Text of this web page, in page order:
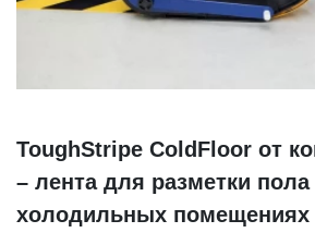
ToughStripe ColdFloor от
– лента для разметки пола
холодильных помещениях